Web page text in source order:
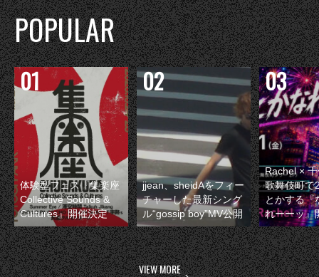
POPULAR
体験型フェス『集楽座
Collective Sounds &
Cultures』開催決定
jjean、sheidAをフィー
チャーした最新シング
ル“gossip boy”MV公開
Rachel ×
歌舞伎町で
とかする『
れーーッ』
VIEW MORE